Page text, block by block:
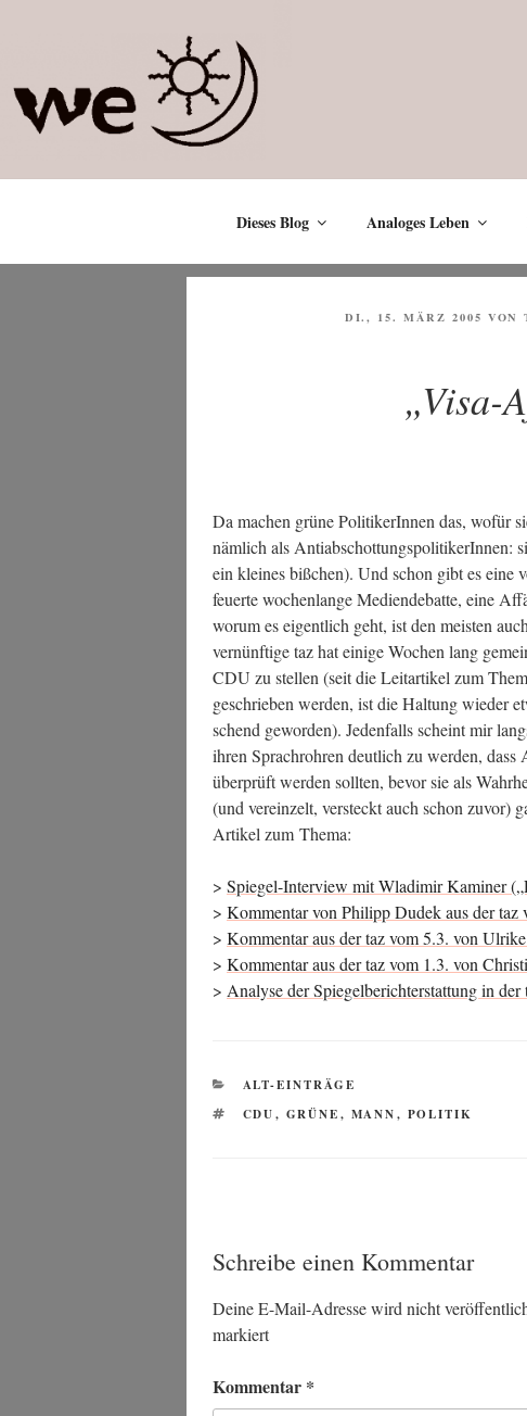
Dieses Blog Analoges Leben
VERÖFFENTLICHT
DI., 15. MÄRZ 2005 VON
„Visa-
Da machen grü­ne Poli­ti­ke­rIn­nen das, wofür
näm­lich als Anti­ab­schot­tungs­po­li­ti­ke­rIn­nen:
ein klei­nes biß­chen). Und schon gibt es eine
feu­er­te wochen­lan­ge Medi­en­de­bat­te, eine
wor­um es eigent­lich geht, ist den meis­ten
ver­nünf­ti­ge taz hat eini­ge Wochen lang
CDU zu stel­len (seit die Leit­ar­ti­kel zum
geschrie­ben wer­den, ist die Hal­tung wie­der
schend gewor­den). Jeden­falls scheint mir
ihren Sprach­roh­ren deut­lich zu wer­den,
über­prüft wer­den soll­ten, bevor sie als
(und ver­ein­zelt, ver­steckt auch schon zuvor)
Arti­kel zum Thema:
> Spie­gel-Inter­view mit Wla­di­mir Kami­ner
> Kom­men­tar von Phil­ipp Dudek aus der taz
> Kom­men­tar aus der taz vom 5.3. von
> Kom­men­tar aus der taz vom 1.3. von
> Ana­ly­se der Spie­gel­be­richt­erstat­tung in
KATEGORIEN
ALT-EINTRÄGE
SCHLAGWÖRTER
CDU, GRÜNE, MANN, POLITIK
Schreibe einen Kommentar
Deine E-Mail-Adresse wird nicht
markiert
Kommentar *